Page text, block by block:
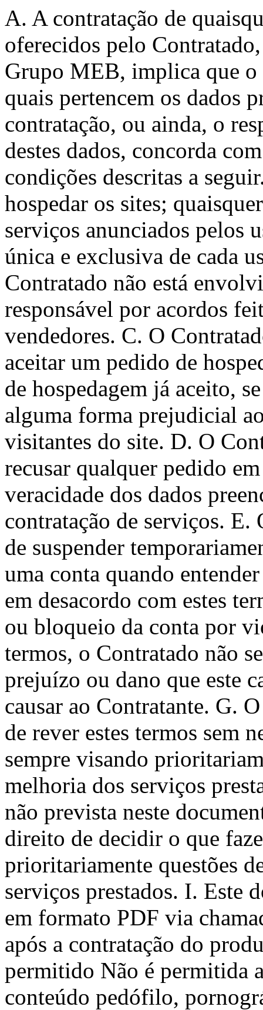
A. A contratação de
oferecidos pelo
Grupo MEB, implica que o
quais pertencem os dados
contratação, ou ainda, o
destes dados, concorda
condições descritas a
hospedar os sites;
serviços anunciados pelos
única e exclusiva de cada
Contratado não está
responsável por acordos
vendedores. C. O
aceitar um pedido de
de hospedagem já aceito,
alguma forma prejudicial
visitantes do site. D. O
recusar qualquer pedido
veracidade dos dados
contratação de serviços.
de suspender
uma conta quando
em desacordo com estes
ou bloqueio da conta por
termos, o Contratado não
prejuízo ou dano que este
causar ao Contratante. G.
de rever estes termos sem
sempre visando
melhoria dos serviços
não prevista neste
direito de decidir o que
prioritariamente questões
serviços prestados. I. Este
em formato PDF via
após a contratação do
permitido Não é permitida
conteúdo pedófilo,